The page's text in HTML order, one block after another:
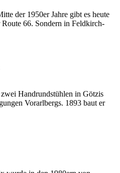
der 1950er Jahre gibt es heute
Route 66. Sondern in Feldkirch-
Handrundstühlen in Götzis
Vorarlbergs. 1893 baut er